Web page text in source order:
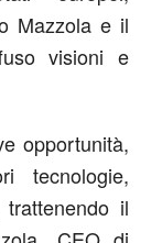
Mazzola e il
visioni e
opportunità,
tecnologie,
il